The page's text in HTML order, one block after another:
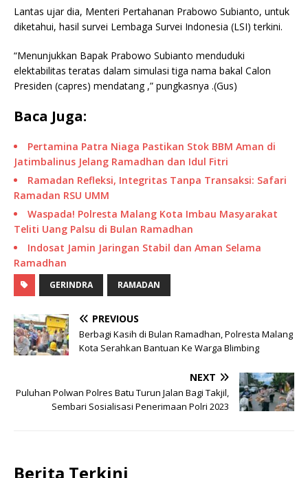
Lantas ujar dia, Menteri Pertahanan Prabowo Subianto, untuk
diketahui, hasil survei Lembaga Survei Indonesia (LSI) terkini.
“Menunjukkan Bapak Prabowo Subianto menduduki
elektabilitas teratas dalam simulasi tiga nama bakal Calon
Presiden (capres) mendatang ,” pungkasnya .(Gus)
Baca Juga:
Pertamina Patra Niaga Pastikan Stok BBM Aman di
Jatimbalinus Jelang Ramadhan dan Idul Fitri
Ramadan Refleksi, Integritas Tanpa Transaksi: Safari
Ramadan RSU UMM
Waspada! Polresta Malang Kota Imbau Masyarakat
Teliti Uang Palsu di Bulan Ramadhan
Indosat Jamin Jaringan Stabil dan Aman Selama
Ramadhan
GERINDRA RAMADAN
PREVIOUS
Berbagi Kasih di Bulan Ramadhan, Polresta Malang
Kota Serahkan Bantuan Ke Warga Blimbing
NEXT
Puluhan Polwan Polres Batu Turun Jalan Bagi Takjil,
Sembari Sosialisasi Penerimaan Polri 2023
Berita Terkini